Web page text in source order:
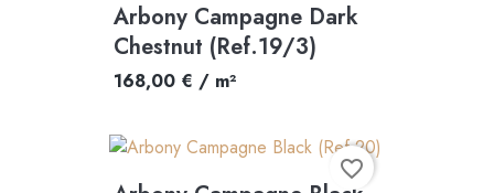
Arbony Campagne Dark
Chestnut (Ref.19/3)
168,00 € / m²
favorite_border